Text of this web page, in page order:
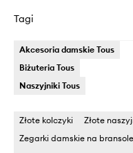
Tagi
Akcesoria damskie Tous
Biżuteria Tous
Naszyjniki Tous
Złote kolczyki
Złote
Zegarki damskie na